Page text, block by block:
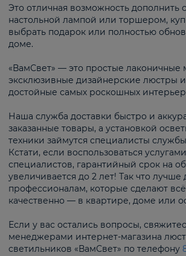
Это отличная возможность дополнить
настольной лампой или торшером,
выбрать подарок или полностью
доме.
«ВамСвет» — это простые лаконичные
эксклюзивные дизайнерские люстры
достойные самых роскошных
Наша служба доставки быстро и
заказанные товары, а установкой
техники займутся специалисты
Кстати, если воспользоваться
специалистов, гарантийный срок на
увеличивается до 2 лет! Так что лучше
профессионалам, которые сделают
качественно — в квартире, доме или
Если у вас остались вопросы,
менеджерами интернет-магазина
светильников «ВамСвет» по телефону